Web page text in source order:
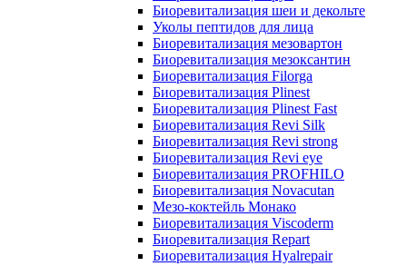
Биоревитализация шеи и декольте
Уколы пептидов для лица
Биоревитализация мезовартон
Биоревитализация мезоксантин
Биоревитализация Filorga
Биоревитализация Plinest
Биоревитализация Plinest Fast
Биоревитализация Revi Silk
Биоревитализация Revi strong
Биоревитализация Revi eye
Биоревитализация PROFHILO
Биоревитализация Novacutan
Мезо-коктейль Монако
Биоревитализация Viscoderm
Биоревитализация Repart
Биоревитализация Hyalrepair